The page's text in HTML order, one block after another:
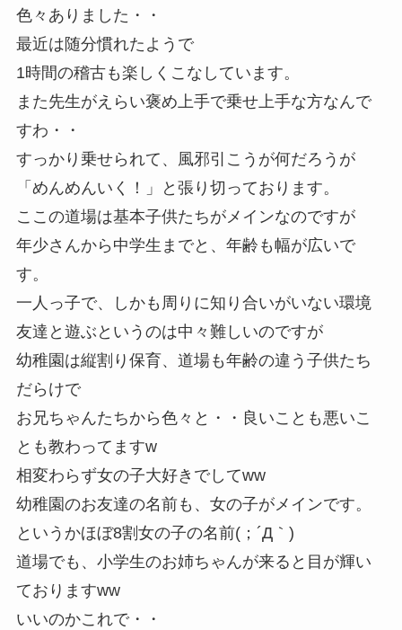
色々ありました・・
最近は随分慣れたようで
1時間の稽古も楽しくこなしています。
また先生がえらい褒め上手で乗せ上手な方なんで
すわ・・
すっかり乗せられて、風邪引こうが何だろうが
「めんめんいく！」と張り切っております。
ここの道場は基本子供たちがメインなのですが
年少さんから中学生までと、年齢も幅が広いで
す。
一人っ子で、しかも周りに知り合いがいない環境
友達と遊ぶというのは中々難しいのですが
幼稚園は縦割り保育、道場も年齢の違う子供たち
だらけで
お兄ちゃんたちから色々と・・良いことも悪いこ
とも教わってますw
相変わらず女の子大好きでしてww
幼稚園のお友達の名前も、女の子がメインです。
というかほぼ8割女の子の名前(；´Д｀)
道場でも、小学生のお姉ちゃんが来ると目が輝い
ておりますww
いいのかこれで・・